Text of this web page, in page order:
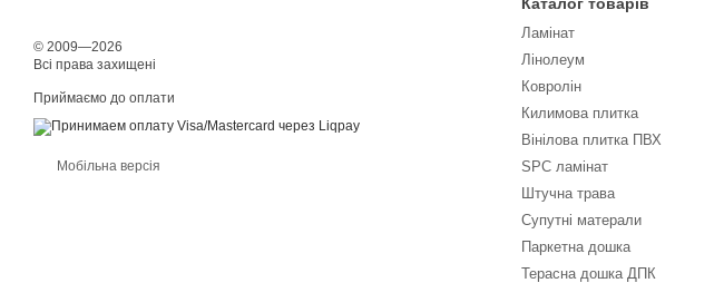
© 2009—2026
Всі права захищені
Приймаємо до оплати
Мобільна версія
Каталог товарів
Ламінат
Лінолеум
Ковролін
Килимова плитка
Вінілова плитка ПВХ
SPC ламінат
Штучна трава
Супутні матерали
Паркетна дошка
Терасна дошка ДПК